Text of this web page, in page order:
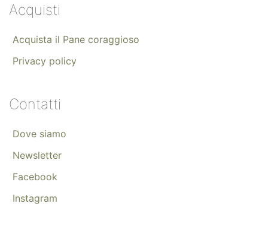
Acquisti
Acquista il Pane coraggioso
Privacy policy
Contatti
Dove siamo
Newsletter
Facebook
Instagram